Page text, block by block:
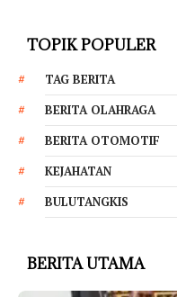
TOPIK POPULER
TAG BERITA
BERITA OLAHRAGA
BERITA OTOMOTIF
KEJAHATAN
BULUTANGKIS
BERITA UTAMA